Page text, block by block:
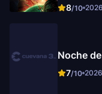
8/10 2026
Noche
7/10 2026